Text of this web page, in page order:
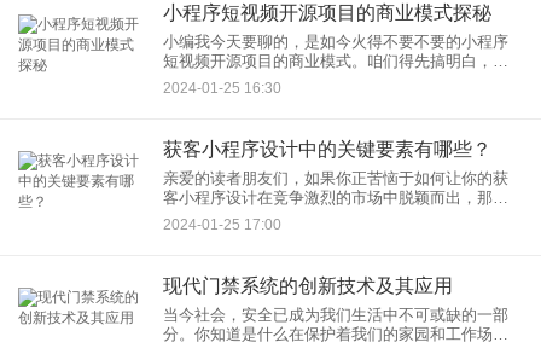
小程序短视频开源项目的商业模式探秘
小编我今天要聊的，是如今火得不要不要的小程序
短视频开源项目的商业模式。咱们得先搞明白，小
程序是啥玩意儿。想象一下，你在微信里，点点
点，不用下载安装，一个轻量级的应用就跳出来，
2024-01-25 16:30
获客小程序设计中的关键要素有哪些？
亲爱的读者朋友们，如果你正苦恼于如何让你的获
客小程序设计在竞争激烈的市场中脱颖而出，那么
请紧跟我的步伐，我们一起探索获客小程序设计的
关键要素。 首先，我要说，获客
2024-01-25 17:00
现代门禁系统的创新技术及其应用
当今社会，安全已成为我们生活中不可或缺的一部
分。你知道是什么在保护着我们的家园和工作场